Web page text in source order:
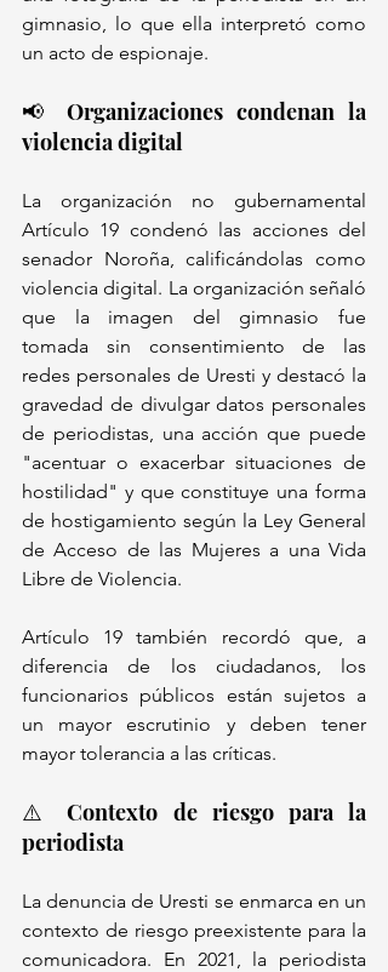
gimnasio, lo que ella interpretó como
un acto de espionaje.
📢 Organizaciones condenan la
violencia digital
La organización no gubernamental
Artículo 19 condenó las acciones del
senador Noroña, calificándolas como
violencia digital. La organización señaló
que la imagen del gimnasio fue
tomada sin consentimiento de las
redes personales de Uresti y destacó la
gravedad de divulgar datos personales
de periodistas, una acción que puede
"acentuar o exacerbar situaciones de
hostilidad" y que constituye una forma
de hostigamiento según la Ley General
de Acceso de las Mujeres a una Vida
Libre de Violencia.
Artículo 19 también recordó que, a
diferencia de los ciudadanos, los
funcionarios públicos están sujetos a
un mayor escrutinio y deben tener
mayor tolerancia a las críticas.
⚠️ Contexto de riesgo para la
periodista
La denuncia de Uresti se enmarca en un
contexto de riesgo preexistente para la
comunicadora. En 2021, la periodista